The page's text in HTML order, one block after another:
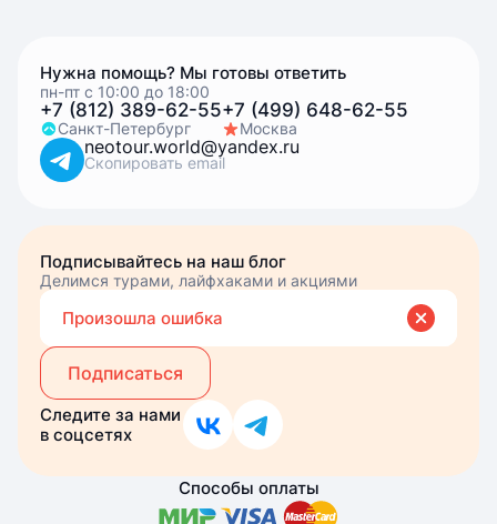
Нужна помощь? Мы готовы ответить
пн-пт с 10:00 до 18:00
+7 (812) 389-62-55
Санкт-Петербург
+7 (499) 648-62-55
Москва
neotour.world@yandex.ru
Скопировать email
Подписывайтесь на наш блог
Делимся турами, лайфхаками и акциями
Вы подписались
Произошла ошибка
Подписаться
Следите за нами
в соцсетях
Способы оплаты